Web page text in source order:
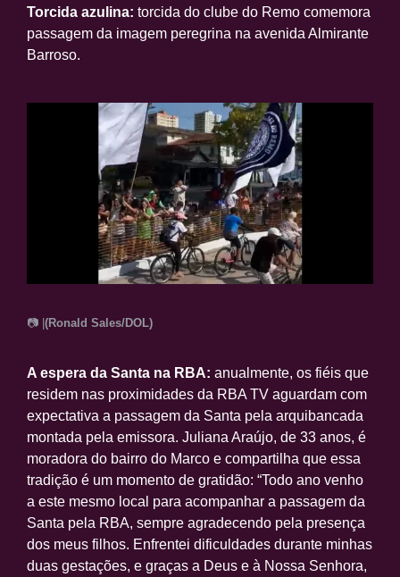
Torcida azulina: torcida do clube do Remo comemora
passagem da imagem peregrina na avenida Almirante
Barroso.
📷 | (Ronald Sales/DOL)
A espera da Santa na RBA: anualmente, os fiéis que
residem nas proximidades da RBA TV aguardam com
expectativa a passagem da Santa pela arquibancada
montada pela emissora. Juliana Araújo, de 33 anos, é
moradora do bairro do Marco e compartilha que essa
tradição é um momento de gratidão: “Todo ano venho
a este mesmo local para acompanhar a passagem da
Santa pela RBA, sempre agradecendo pela presença
dos meus filhos. Enfrentei dificuldades durante minhas
duas gestações, e graças a Deus e à Nossa Senhora,